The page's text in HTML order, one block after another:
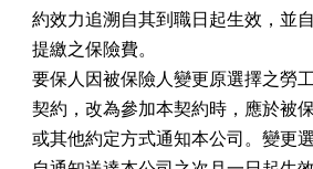
約效力追溯自其到職日起生效，並
提繳之保險費。
要保人因被保險人變更原選擇之勞
契約，改為參加本契約時，應於被
或其他約定方式通知本公司。變更